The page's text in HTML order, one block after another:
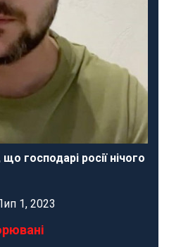
господарі росії нічого
1, 2023